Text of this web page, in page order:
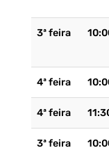
3ª feira
4ª feira
4ª feira
3ª feira